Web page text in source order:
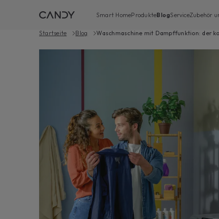
Smart HomeProdukteBlogServiceZubehör
Startseite Blog Waschmaschine mit Dampffunktion: der